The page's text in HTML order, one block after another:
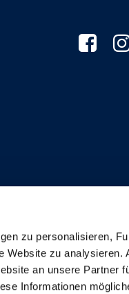
zu personalisieren,
Website zu analysieren.
an unsere Partner
Informationen